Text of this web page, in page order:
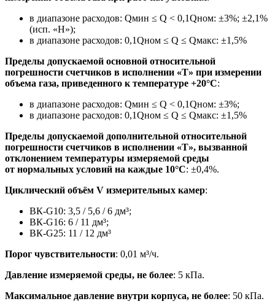
в диапазоне расходов: Qмин ≤ Q < 0,1Qном: ±3%; ±2,1%
(исп. «Н»);
в диапазоне расходов: 0,1Qном ≤ Q ≤ Qмакс: ±1,5%
Пределы допускаемой основной относительной
погрешности счетчиков в исполнении «Т» при измерении
объема газа, приведенного к температуре +20°С:
в диапазоне расходов: Qмин ≤ Q < 0,1Qном: ±3%;
в диапазоне расходов: 0,1Qном ≤ Q ≤ Qмакс: ±1,5%
Пределы допускаемой дополнительной относительной
погрешности счетчиков в исполнении «Т», вызванной
отклонением температуры измеряемой среды
от нормальных условий на каждые 10°С: ±0,4%.
Циклический объём V измерительных камер:
ВК-G10: 3,5 / 5,6 / 6 дм³;
ВК-G16: 6 / 11 дм³;
ВК-G25: 11 / 12 дм³
Порог чувствительности: 0,01 м³/ч.
Давление измеряемой среды, не более: 5 кПа.
Максимальное давление внутри корпуса, не более: 50 кПа.